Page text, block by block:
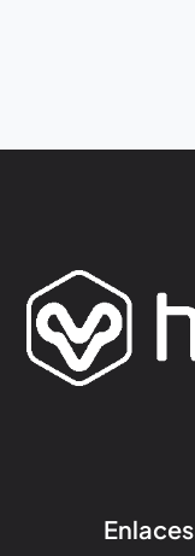
Enlaces